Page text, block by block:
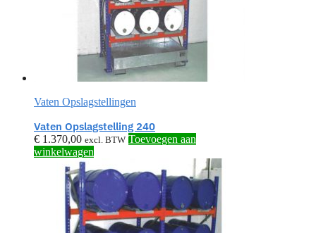
Vaten Opslagstellingen
Vaten Opslagstelling 240
€ 1.370,00 excl. BTW Toevoegen aan
winkelwagen